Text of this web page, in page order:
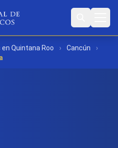
Quintana Roo › Cancún
›